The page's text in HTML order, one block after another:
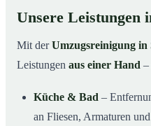
Unsere Leistungen
Mit derUmzugsreinigung in
Leistungen aus einer Hand –
Küche & Bad –
an Fliesen, Armaturen